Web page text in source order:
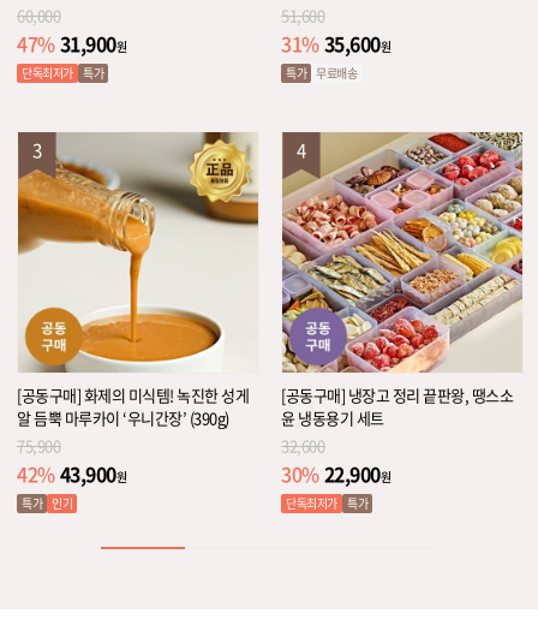
60,000
47%31,900원
단독최저가 특가
51,600
31%35,600원
특가 무료배송
3
[공동구매] 화제의 미식템! 녹진한 성게
알 듬뿍 마루카이 ‘우니간장’ (390g)
75,900
42%43,900원
특가 인기
4
[공동구매] 냉장고 정리 끝판왕, 땡스소
윤 냉동용기 세트
32,600
30%22,900원
단독최저가 특가